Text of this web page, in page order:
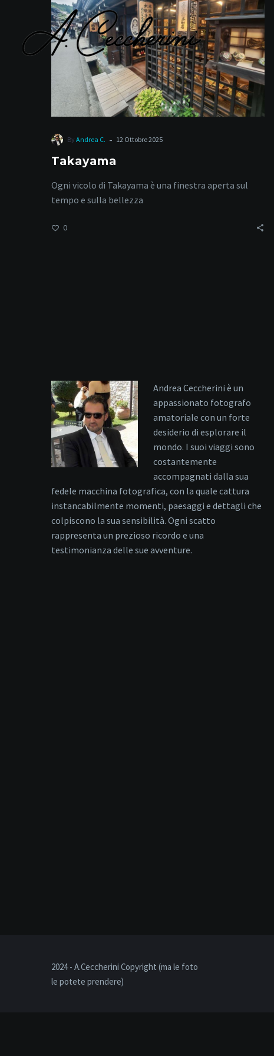
By Andrea C. - 12 Ottobre 2025
Takayama
Ogni vicolo di Takayama è una finestra aperta sul
tempo e sulla bellezza
0
Andrea Ceccherini è un
appassionato fotografo
amatoriale con un forte
desiderio di esplorare il
mondo. I suoi viaggi sono
costantemente
accompagnati dalla sua
fedele macchina fotografica, con la quale cattura
instancabilmente momenti, paesaggi e dettagli che
colpiscono la sua sensibilità. Ogni scatto
rappresenta un prezioso ricordo e una
testimonianza delle sue avventure.
2024 - A.Ceccherini Copyright (ma le foto
le potete prendere)